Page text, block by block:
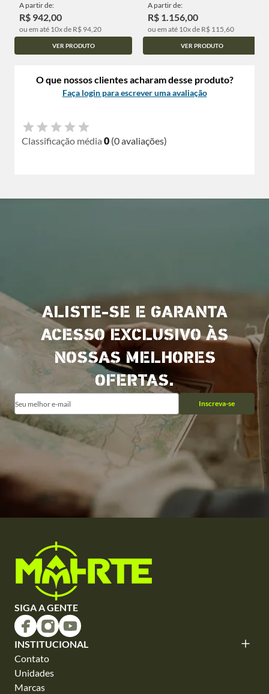
A partir de:
R$ 942,00
ou em até 10x de R$ 94,20
VER PRODUTO
A partir de:
R$ 1.156,00
ou em até 10x de R$ 115,60
VER PRODUTO
O que nossos clientes acharam desse produto?
Faça login para escrever uma avaliação
Classificação média 0 (0 avaliações)
ALISTE-SE E GARANTA
ACESSO EXCLUSIVO ÀS
NOSSAS MELHORES
OFERTAS.
Inscreva-se
SIGA A GENTE
INSTITUCIONAL
Contato
Unidades
Marcas